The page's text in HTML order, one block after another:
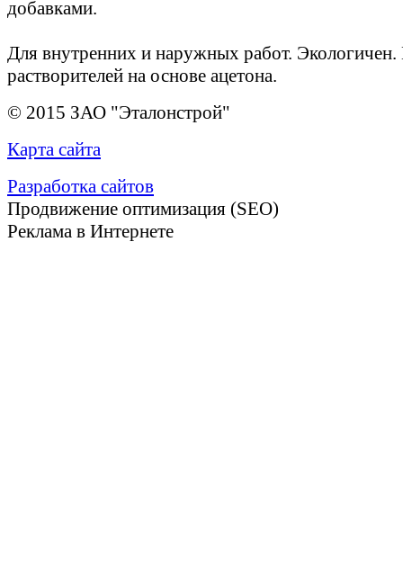
добавками.
Для внутренних и наружных работ.
растворителей на основе ацетона.
© 2015 ЗАО "Эталонстрой"
Карта сайта
Разработка сайтов
Продвижение оптимизация (SEO)
Реклама в Интернете